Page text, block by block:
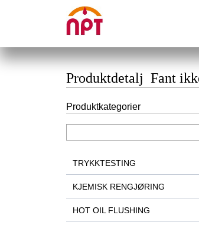
Produktdetalj Fant
Produktkategorier
TRYKKTESTING
KJEMISK RENGJØRING
HOT OIL FLUSHING